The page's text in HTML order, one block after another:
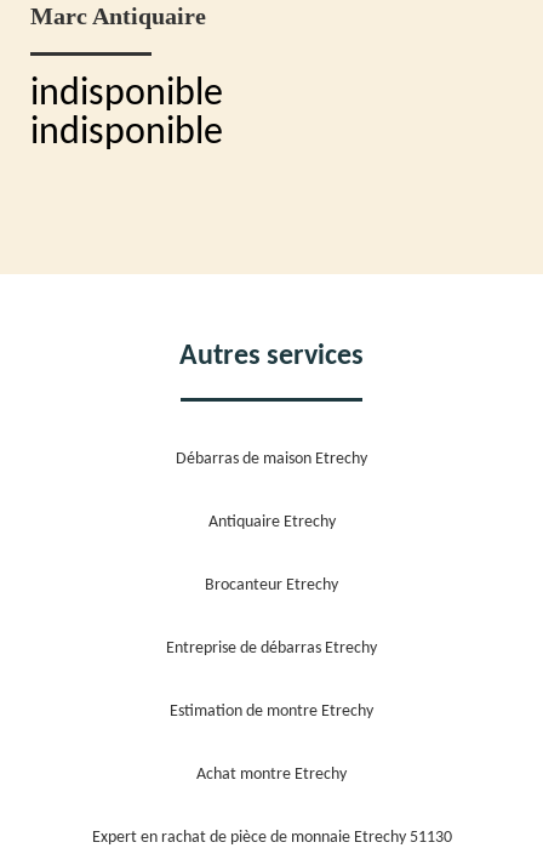
Marc Antiquaire
indisponible
indisponible
Autres services
Débarras de maison Etrechy
Antiquaire Etrechy
Brocanteur Etrechy
Entreprise de débarras Etrechy
Estimation de montre Etrechy
Achat montre Etrechy
Expert en rachat de pièce de monnaie Etrechy 51130